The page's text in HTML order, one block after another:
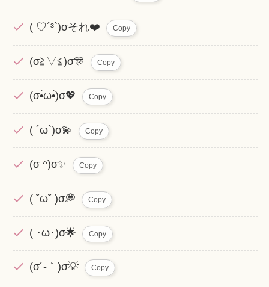
( ♡´³`)σそれ❤️ Copy
(σ≧▽≦)σ🎊 Copy
(σ•̀ω•́)σ💖 Copy
( ´ω`)σ💫 Copy
(σ ^)σ✨ Copy
( ˘ω˘ )σ💭 Copy
( ･ω･)σ🌟 Copy
(σ´-｀)σ💡 Copy